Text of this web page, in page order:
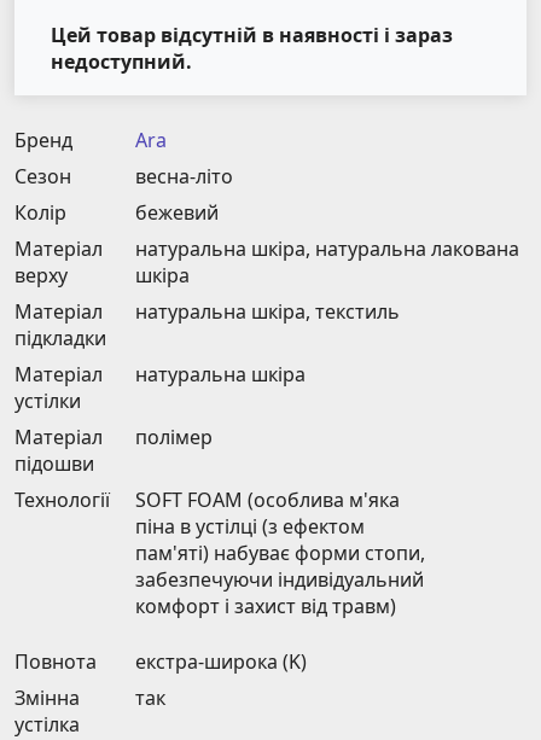
Цей товар відсутній в наявності і зараз
недоступний.
Бренд
Ara
Сезон
весна-літо
Колір
бежевий
Матеріал
верху
натуральна шкіра, натуральна лакована
шкіра
Матеріал
підкладки
натуральна шкіра, текстиль
Матеріал
устілки
натуральна шкіра
Матеріал
підошви
полімер
Технології
SOFT FOAM (особлива м'яка
піна в устілці (з ефектом
пам'яті) набуває форми стопи,
забезпечуючи індивідуальний
комфорт і захист від травм)
Повнота
екстра-широка (K)
Змінна
устілка
так